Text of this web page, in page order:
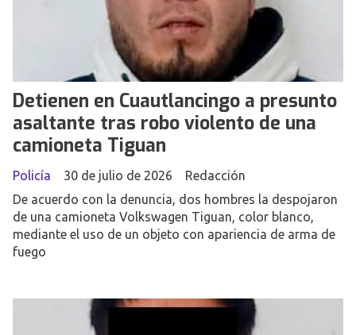
Detienen en Cuautlancingo a presunto
asaltante tras robo violento de una
camioneta Tiguan
Redacción
Policía
30 de julio de 2026
De acuerdo con la denuncia, dos hombres la despojaron
de una camioneta Volkswagen Tiguan, color blanco,
mediante el uso de un objeto con apariencia de arma de
fuego